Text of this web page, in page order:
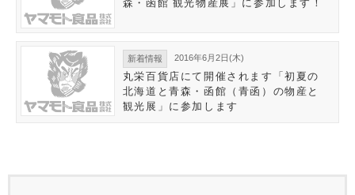
森・函館 観光物産展」に参加します！
新着情報 2016年6月2日(木)
丸栄百貨店にて開催されます「初夏の
北海道と青森・函館（青函）の物産と
観光展」に参加します